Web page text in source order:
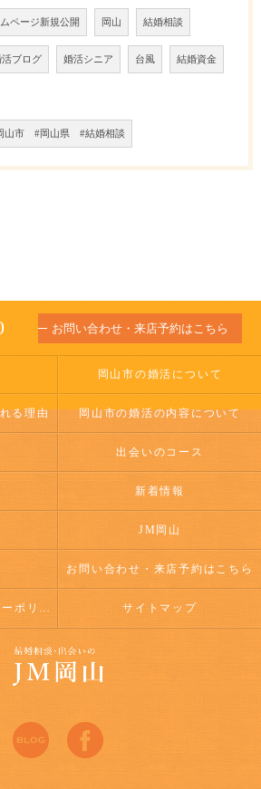
ページ新規公開 岡山 結婚相談
活ブログ 婚活シニア 台風 結婚資金
市 #岡山県 #結婚相談
お問い合わせ・来店予約はこちら
岡山市の婚活について
る理由 岡山市の婚活の内容について
出会いのコース
新着情報
JM岡山
お問い合わせ・来店予約はこちら
特定商取引法&プライバシーポリシー サイトマップ